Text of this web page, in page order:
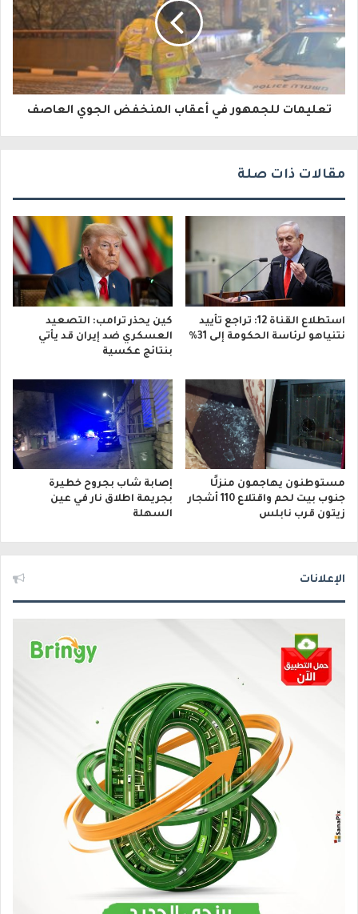
ك
ت
تعليمات للجمهور في أعقاب المنخفض الجوي العاصف
مقالات ذات صلة
استطلاع القناة 12: تراجع تأييد
نتنياهو لرئاسة الحكومة إلى 31%
كين يحذر ترامب: التصعيد
العسكري ضد إيران قد يأتي
بنتائج عكسية
مستوطنون يهاجمون منزلًا
جنوب بيت لحم واقتلاع 110 أشجار
زيتون قرب نابلس
إصابة شاب بجروح خطيرة
بجريمة اطلاق نار في عين
السهلة
الإعلانات